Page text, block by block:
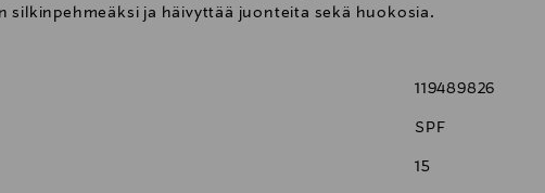
silkinpehmeäksi ja häivyttää juonteita sekä huokosia.
119489826
SPF
15